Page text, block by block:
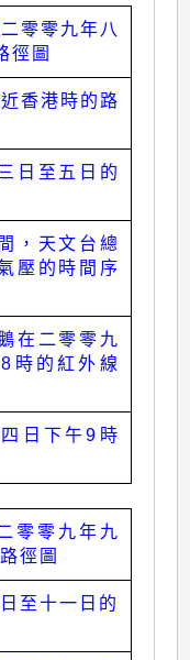
零零九年八
徑圖
香港時的路
日至五日的
，天文台總
壓的時間序
在二零零九
時的紅外線
日下午9時
零零九年九
徑圖
至十一日的